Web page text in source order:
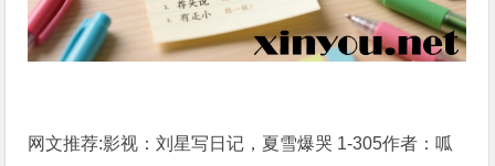
网文推荐:影视：刘星写日记，夏雪爆哭 1-305作者：呱